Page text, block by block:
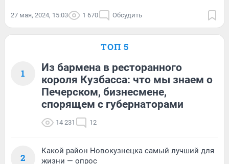
27 мая, 2024, 15:03 1 670 Обсудить
ТОП 5
1
Из бармена в ресторанного
короля Кузбасса: что мы знаем о
Печерском, бизнесмене,
спорящем с губернаторами
14 231 12
2
Какой район Новокузнецка самый лучший для
жизни — опрос